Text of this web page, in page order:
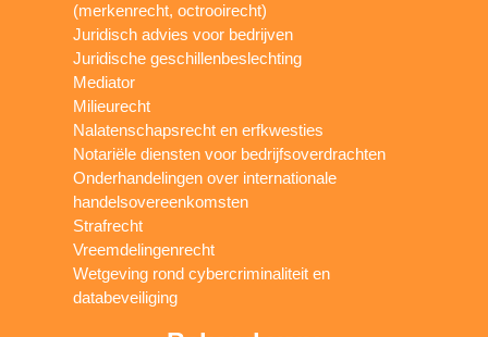
(merkenrecht, octrooirecht)
Juridisch advies voor bedrijven
Juridische geschillenbeslechting
Mediator
Milieurecht
Nalatenschapsrecht en erfkwesties
Notariële diensten voor bedrijfsoverdrachten
Onderhandelingen over internationale
handelsovereenkomsten
Strafrecht
Vreemdelingenrecht
Wetgeving rond cybercriminaliteit en
databeveiliging